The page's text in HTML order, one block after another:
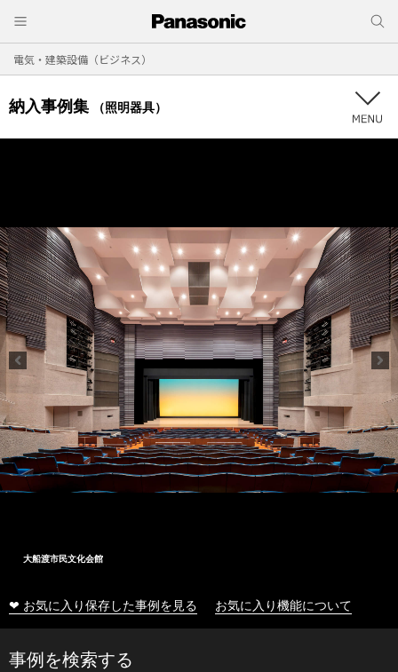
電気・建築設備（ビジネス）
納入事例集 （照明器具）
大船渡市民文化会館
❤ お気に入り保存した事例を見る お気に入り機能について
事例を検索する